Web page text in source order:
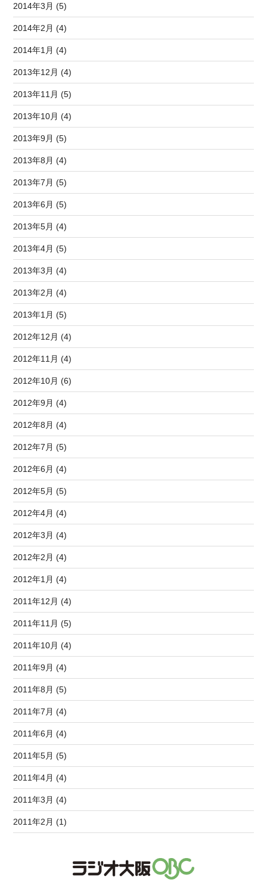
2014年3月 (5)
2014年2月 (4)
2014年1月 (4)
2013年12月 (4)
2013年11月 (5)
2013年10月 (4)
2013年9月 (5)
2013年8月 (4)
2013年7月 (5)
2013年6月 (5)
2013年5月 (4)
2013年4月 (5)
2013年3月 (4)
2013年2月 (4)
2013年1月 (5)
2012年12月 (4)
2012年11月 (4)
2012年10月 (6)
2012年9月 (4)
2012年8月 (4)
2012年7月 (5)
2012年6月 (4)
2012年5月 (5)
2012年4月 (4)
2012年3月 (4)
2012年2月 (4)
2012年1月 (4)
2011年12月 (4)
2011年11月 (5)
2011年10月 (4)
2011年9月 (4)
2011年8月 (5)
2011年7月 (4)
2011年6月 (4)
2011年5月 (5)
2011年4月 (4)
2011年3月 (4)
2011年2月 (1)